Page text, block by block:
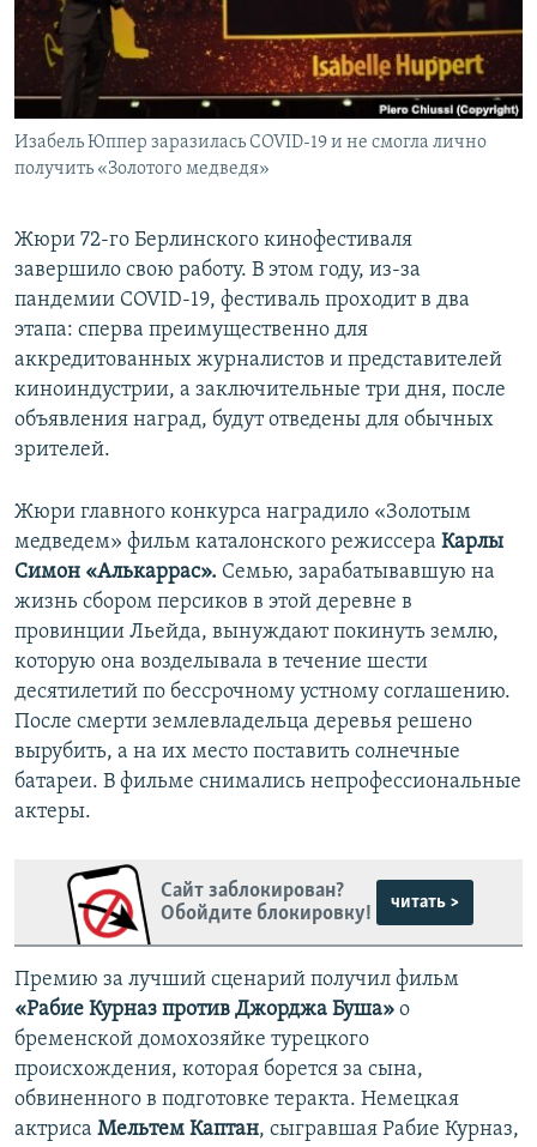
ПОБЕДИТЕЛЕЙ НЕ СУДЯТ?
КРЫМ.НЕПОКОРЕННЫЙ
УКРАИНСКАЯ ПРОБЛЕМА КРЫМА
ПРИСОЕДИНЯЙТЕСЬ!
Все сайты RFE/RL
Изабель Юппер заразилась COVID-19 и не смогла лично
получить «Золотого медведя»
Жюри 72-го Берлинского кинофестиваля
завершило свою работу. В этом году, из-за
пандемии COVID-19, фестиваль проходит в два
этапа: сперва преимущественно для
аккредитованных журналистов и представителей
киноиндустрии, а заключительные три дня, после
объявления наград, будут отведены для обычных
зрителей.
Жюри главного конкурса наградило «Золотым
медведем» фильм каталонского режиссера Карлы
Симон «Алькаррас». Семью, зарабатывавшую на
жизнь сбором персиков в этой деревне в
провинции Льейда, вынуждают покинуть землю,
которую она возделывала в течение шести
десятилетий по бессрочному устному соглашению.
После смерти землевладельца деревья решено
вырубить, а на их место поставить солнечные
батареи. В фильме снимались непрофессиональные
актеры.
Сайт заблокирован?
Обойдите блокировку!
читать >
Премию за лучший сценарий получил фильм
«Рабие Курназ против Джорджа Буша» о
бременской домохозяйке турецкого
происхождения, которая борется за сына,
обвиненного в подготовке теракта. Немецкая
актриса Мельтем Каптан, сыгравшая Рабие Курназ,